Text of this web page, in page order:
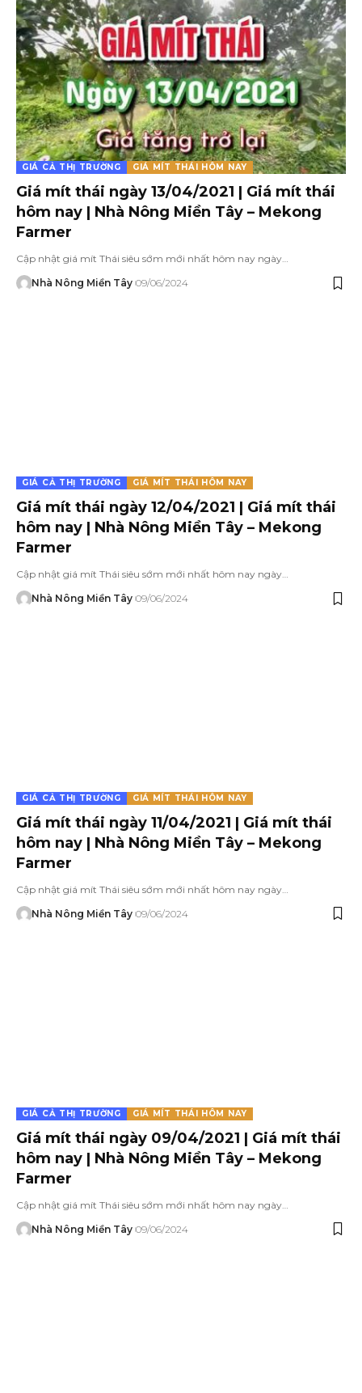
GIÁ CẢ THỊ TRƯỜNG GIÁ MÍT THÁI HÔM NAY
Giá mít thái ngày 13/04/2021 | Giá mít thái
hôm nay | Nhà Nông Miền Tây – Mekong
Farmer
Cập nhật giá mít Thái siêu sớm mới nhất hôm nay ngày…
Nhà Nông Miền Tây 09/06/2024
GIÁ CẢ THỊ TRƯỜNG GIÁ MÍT THÁI HÔM NAY
Giá mít thái ngày 12/04/2021 | Giá mít thái
hôm nay | Nhà Nông Miền Tây – Mekong
Farmer
Cập nhật giá mít Thái siêu sớm mới nhất hôm nay ngày…
Nhà Nông Miền Tây 09/06/2024
GIÁ CẢ THỊ TRƯỜNG GIÁ MÍT THÁI HÔM NAY
Giá mít thái ngày 11/04/2021 | Giá mít thái
hôm nay | Nhà Nông Miền Tây – Mekong
Farmer
Cập nhật giá mít Thái siêu sớm mới nhất hôm nay ngày…
Nhà Nông Miền Tây 09/06/2024
GIÁ CẢ THỊ TRƯỜNG GIÁ MÍT THÁI HÔM NAY
Giá mít thái ngày 09/04/2021 | Giá mít thái
hôm nay | Nhà Nông Miền Tây – Mekong
Farmer
Cập nhật giá mít Thái siêu sớm mới nhất hôm nay ngày…
Nhà Nông Miền Tây 09/06/2024